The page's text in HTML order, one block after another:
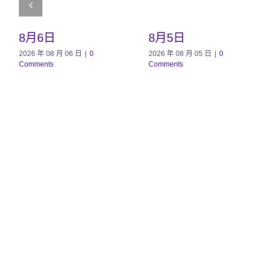
8月6日
2026 年 08 月 06 日
0
Comments
8月5日
2026 年 08 月 05 日
0
Comments